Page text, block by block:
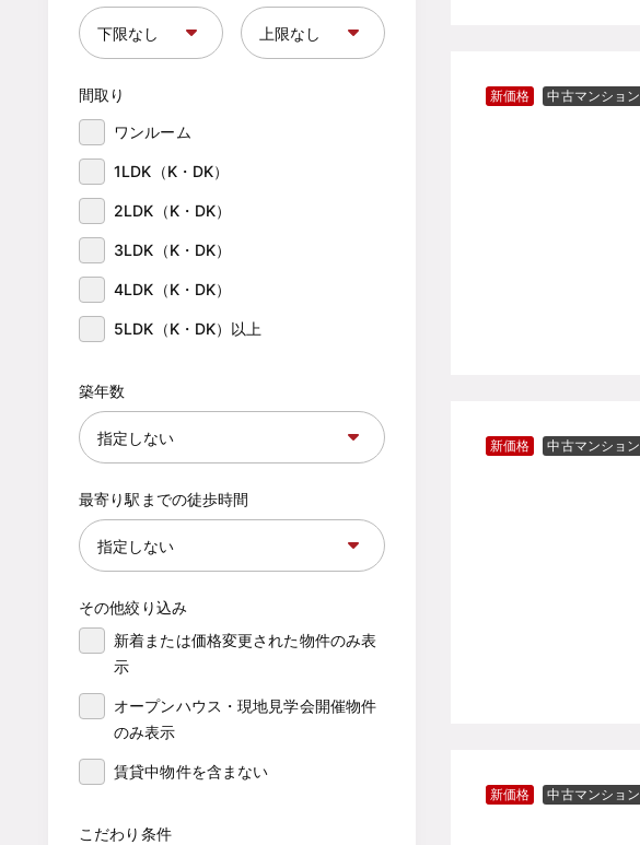
間取り
ワンルーム
1LDK（K・DK）
2LDK（K・DK）
3LDK（K・DK）
4LDK（K・DK）
5LDK（K・DK）以上
築年数
最寄り駅までの徒歩時間
その他絞り込み
新着または価格変更された物件のみ表
示
オープンハウス・現地見学会開催物件
のみ表示
賃貸中物件を含まない
こだわり条件
新価格 中古マンション
新価格 中古マンション
新価格 中古マンション